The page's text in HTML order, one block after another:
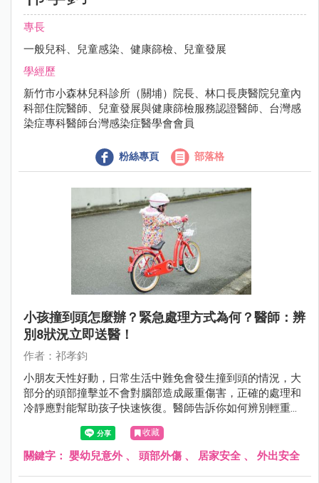
專長
一般兒科、兒童感染、健康篩檢、兒童發展
學經歷
新竹市小森林兒科診所（關埔）院長、林口長庚醫院兒童內
科部住院醫師、兒童發展與健康篩檢服務認證醫師、台灣感
染症專科醫師台灣感染症醫學會會員
粉絲專頁 部落格
小孩撞到頭怎麼辦？緊急處理方式為何？醫師：辨
別8狀況立即送醫！
作者：祁孝鈞
小朋友天性好動，日常生活中難免會發生撞到頭的情況，大
部分的頭部撞擊並不會對腦部造成嚴重傷害，正確的處理和
冷靜應對能幫助孩子快速恢復。醫師告訴你如何辨別輕重傷
害？何時應帶孩子立即就醫？
收藏
關鍵字： 嬰幼兒意外、 頭部外傷 、 居家安全 、 外出安全